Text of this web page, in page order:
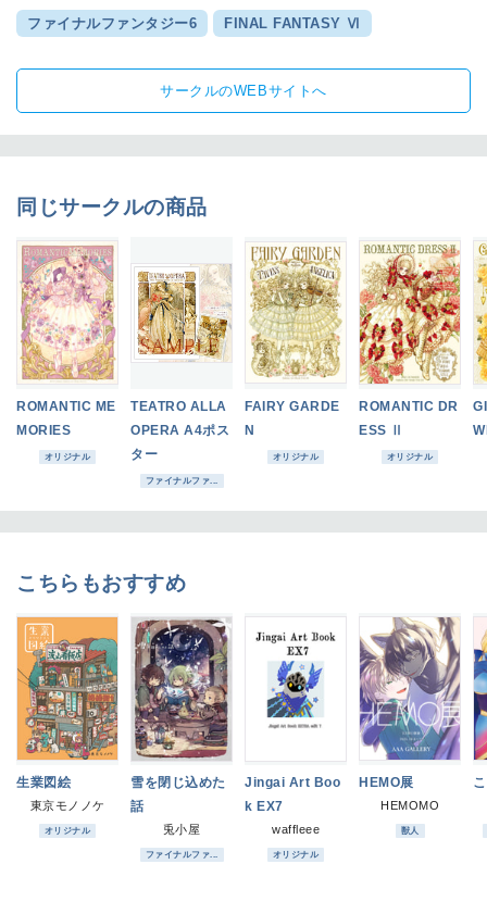
ファイナルファンタジー6 FINAL FANTASY Ⅵ
サークルのWEBサイトへ
同じサークルの商品
ROMANTIC ME
MORIES
オリジナル
TEATRO ALLA
OPERA A4ポス
ター
ファイナルファ...
FAIRY GARDE
N
オリジナル
ROMANTIC DR
ESS Ⅱ
オリジナル
こちらもおすすめ
生業図絵
東京モノノケ
オリジナル
雪を閉じ込めた
話
兎小屋
ファイナルファ...
Jingai Art Boo
k EX7
waffleee
オリジナル
HEMO展
HEMOMO
獣人